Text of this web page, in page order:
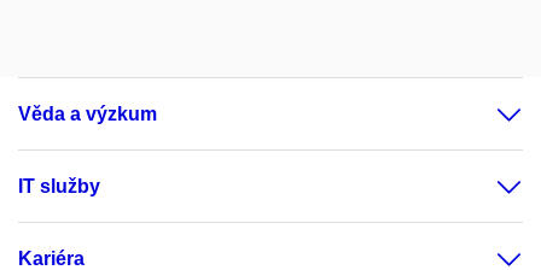
Věda a výzkum
IT služby
Kariéra